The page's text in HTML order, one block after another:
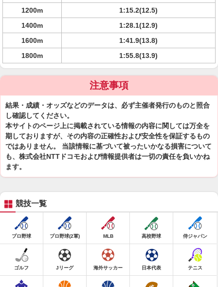
1200m
1:15.2(12.5)
1400m
1:28.1(12.9)
1600m
1:41.9(13.8)
1800m
1:55.8(13.9)
注意事項
結果・成績・オッズなどのデータは、必ず主催者発行のものと照合
し確認してください。
本サイトのページ上に掲載されている情報の内容に関しては万全を
期しておりますが、その内容の正確性および安全性を保証するもの
ではありません。 当該情報に基づいて被ったいかなる損害について
も、株式会社NTTドコモおよび情報提供者は一切の責任を負いかね
ます。
競技一覧
プロ野球 プロ野球(2軍) MLB 高校野球 侍ジャパン
ゴルフ Jリーグ 海外サッカー 日本代表 テニス